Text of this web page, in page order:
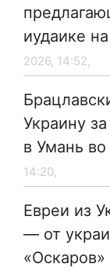
иудаике
2026, 14:52,
Украину
в Умань
14:20,
Евреи из
— от